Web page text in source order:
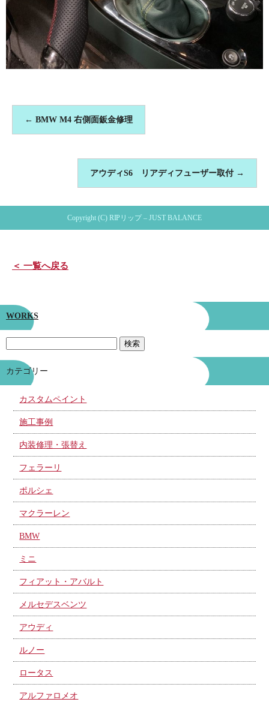
← BMW M4 右側面鈑金修理
アウディS6 リアディフューザー取付 →
Copyright (C) RIPリップ – JUST BALANCE
＜ 一覧へ戻る
WORKS
カテゴリー
カスタムペイント
施工事例
内装修理・張替え
フェラーリ
ポルシェ
マクラーレン
BMW
ミニ
フィアット・アバルト
メルセデスベンツ
アウディ
ルノー
ロータス
アルファロメオ